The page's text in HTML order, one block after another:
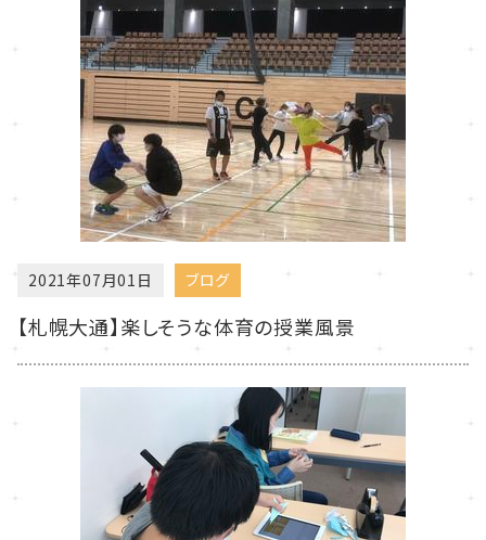
2021年07月01日 ブログ
【札幌大通】楽しそうな体育の授業風景